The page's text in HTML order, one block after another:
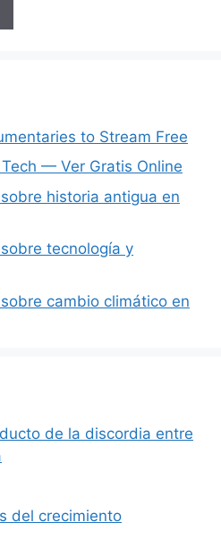
to Stream Free
— Ver Gratis Online
historia antigua en
tecnología y
cambio climático en
de la discordia entre
del crecimiento